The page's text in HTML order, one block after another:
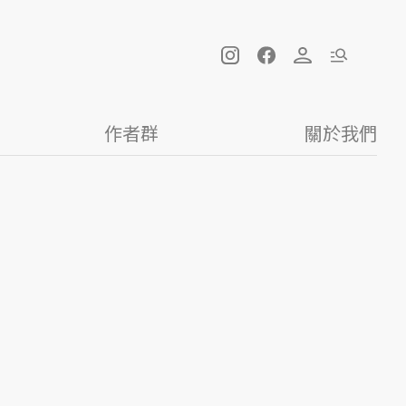
作者群 關於我們